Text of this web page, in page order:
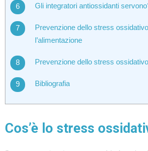
Gli integratori antiossidanti
Prevenzione dello stress
l’alimentazione
Prevenzione dello stress
Bibliografia
Cos’è lo stress